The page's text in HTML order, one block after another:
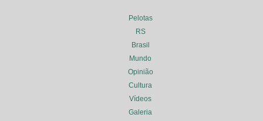
Pelotas
RS
Brasil
Mundo
Opinião
Cultura
Vídeos
Galeria